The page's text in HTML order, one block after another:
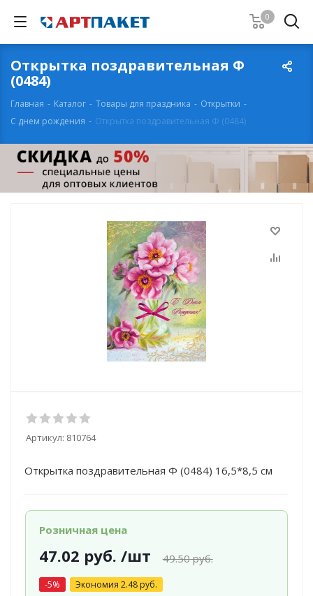
0
Открытка поздравительная Ф
(0484)
Главная - Каталог - Товары для праздника - Открытки -
С днем рождения - Открытка поздравительная Ф (0484)
Артикул: 810764
Открытка поздравительная Ф (0484) 16,5*8,5 см
Розничная цена
47.02 руб. /шт 49.50руб.
-5% Экономия 2.48руб.